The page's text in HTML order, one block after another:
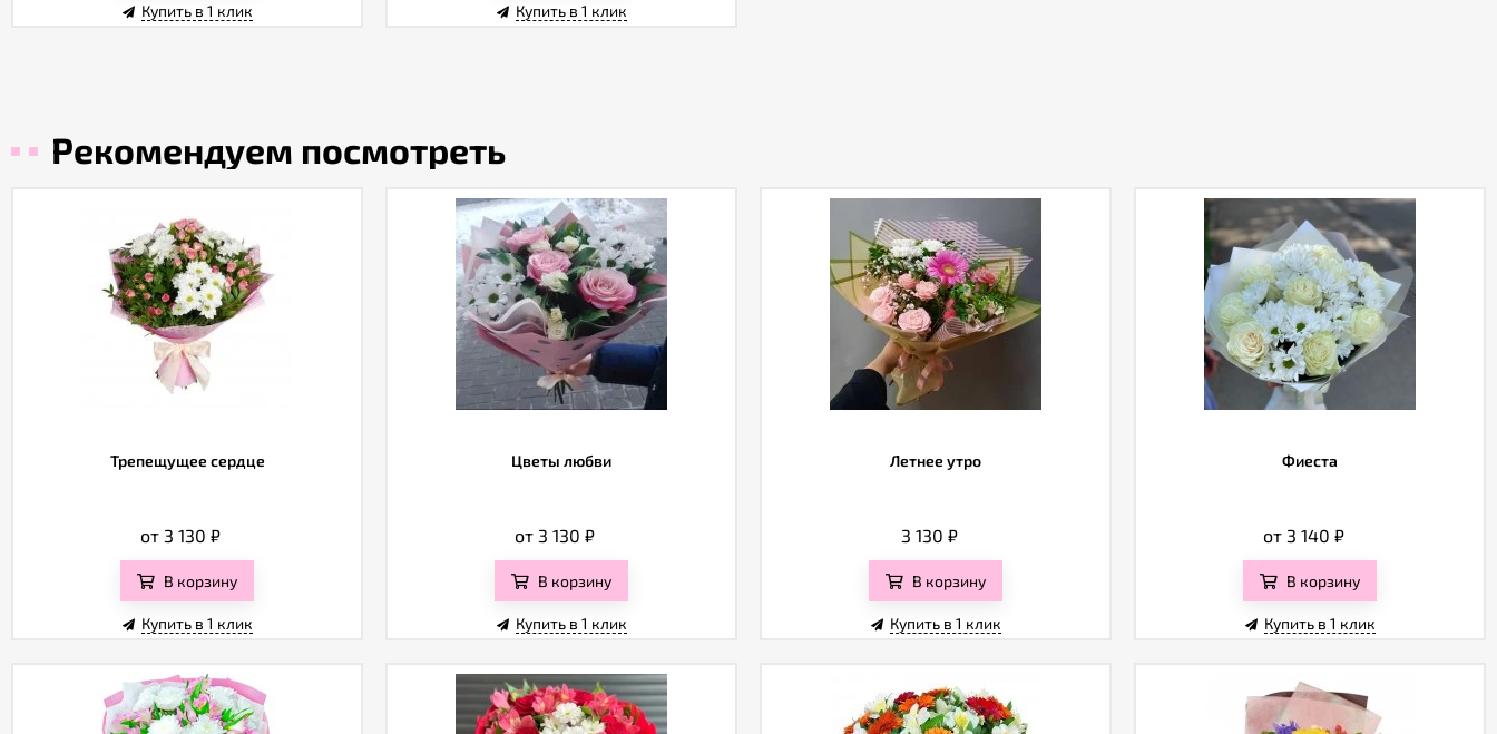
Купить в 1 клик Купить в 1 клик
Рекомендуем посмотреть
Трепещущее сердце
от 3 130 ₽
В корзину
Купить в 1 клик
Цветы любви
от 3 130 ₽
В корзину
Купить в 1 клик
Летнее утро
3 130 ₽
В корзину
Купить в 1 клик
Фиеста
от 3 140 ₽
В корзину
Купить в 1 клик